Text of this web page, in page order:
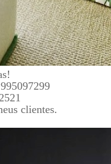
clientes.